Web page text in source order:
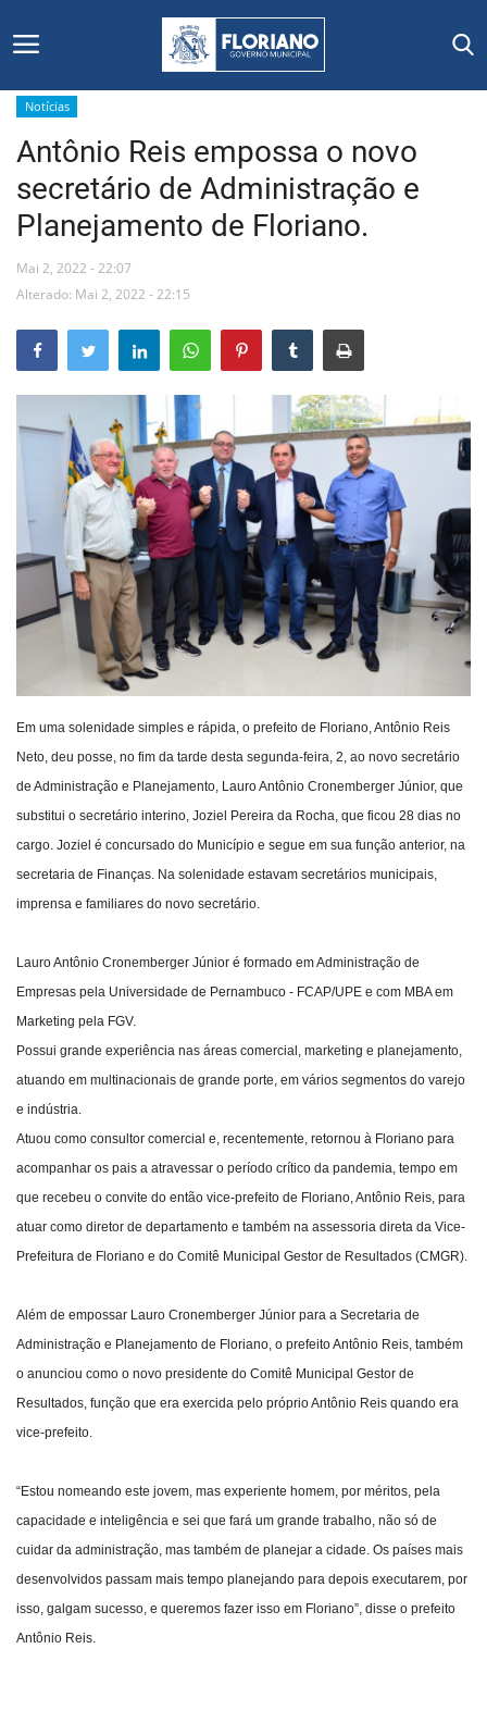
Início
Editais
Floriano
Mural de Licitações
Notícias
Vídeos
Webmail
Contato
Notícias
Antônio Reis empossa o novo
secretário de Administração e
Planejamento de Floriano.
Mai 2, 2022 - 22:07
Alterado: Mai 2, 2022 - 22:15
Em uma solenidade simples e rápida, o prefeito de Floriano, Antônio Reis
Neto, deu posse, no fim da tarde desta segunda-feira, 2, ao novo secretário
de Administração e Planejamento, Lauro Antônio Cronemberger Júnior, que
substitui o secretário interino, Joziel Pereira da Rocha, que ficou 28 dias no
cargo. Joziel é concursado do Município e segue em sua função anterior, na
secretaria de Finanças. Na solenidade estavam secretários municipais,
imprensa e familiares do novo secretário.
Lauro Antônio Cronemberger Júnior é formado em Administração de
Empresas pela Universidade de Pernambuco - FCAP/UPE e com MBA em
Marketing pela FGV.
Possui grande experiência nas áreas comercial, marketing e planejamento,
atuando em multinacionais de grande porte, em vários segmentos do varejo
e indústria.
Atuou como consultor comercial e, recentemente, retornou à Floriano para
acompanhar os pais a atravessar o período crítico da pandemia, tempo em
que recebeu o convite do então vice-prefeito de Floriano, Antônio Reis, para
atuar como diretor de departamento e também na assessoria direta da Vice-
Prefeitura de Floriano e do Comitê Municipal Gestor de Resultados (CMGR).
Além de empossar Lauro Cronemberger Júnior para a Secretaria de
Administração e Planejamento de Floriano, o prefeito Antônio Reis, também
o anunciou como o novo presidente do Comitê Municipal Gestor de
Resultados, função que era exercida pelo próprio Antônio Reis quando era
vice-prefeito.
“Estou nomeando este jovem, mas experiente homem, por méritos, pela
capacidade e inteligência e sei que fará um grande trabalho, não só de
cuidar da administração, mas também de planejar a cidade. Os países mais
desenvolvidos passam mais tempo planejando para depois executarem, por
isso, galgam sucesso, e queremos fazer isso em Floriano”, disse o prefeito
Antônio Reis.